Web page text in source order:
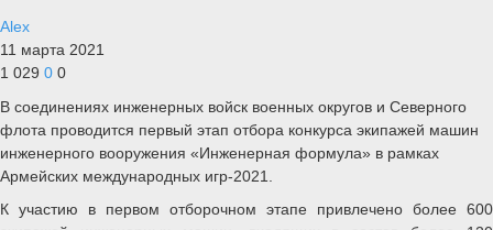
Alex
11 марта 2021
1 029 0 0
В соединениях инженерных войск военных округов и Северного
флота проводится первый этап отбора конкурса экипажей машин
инженерного вооружения «Инженерная формула» в рамках
Армейских международных игр-2021.
К участию в первом отборочном этапе привлечено более 600